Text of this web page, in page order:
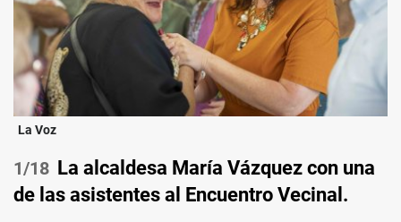
La Voz
/18 La alcaldesa María Vázquez con una
de las asistentes al Encuentro Vecinal.